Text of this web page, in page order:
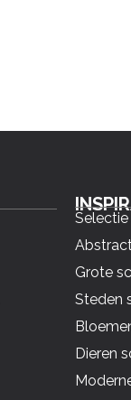
Selectie
Grote
Steden
Dieren